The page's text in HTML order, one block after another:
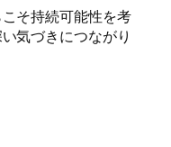
そ持続可能性を考
気づきにつながり